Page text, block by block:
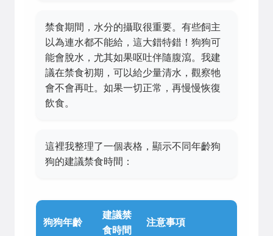
禁食期間，水分的攝取很重要。有些飼主
以為連水都不能給，這大錯特錯！狗狗可
能會脫水，尤其如果呕吐伴隨腹瀉。我建
議在禁食初期，可以給少量清水，觀察牠
會不會再吐。如果一切正常，再慢慢恢復
飲食。
這裡我整理了一個表格，顯示不同年齡狗
狗的建議禁食時間：
狗狗年齡
建議禁
食時間
注意事項